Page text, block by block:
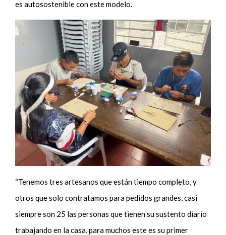
es autosostenible con este modelo.
“Tenemos tres artesanos que están tiempo completo, y
otros que solo contratamos para pedidos grandes, casi
siempre son 25 las personas que tienen su sustento diario
trabajando en la casa, para muchos este es su primer